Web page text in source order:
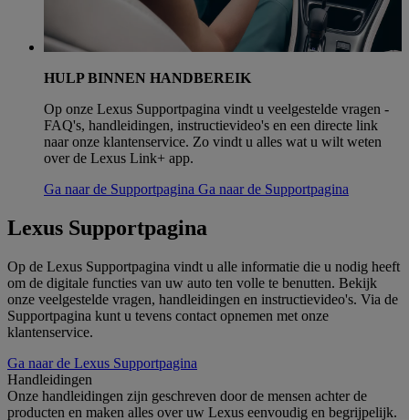
HULP BINNEN HANDBEREIK
Op onze Lexus Supportpagina vindt u veelgestelde vragen -
FAQ's, handleidingen, instructievideo's en een directe link
naar onze klantenservice. Zo vindt u alles wat u wilt weten
over de Lexus Link+ app.
Ga naar de Supportpagina Ga naar de Supportpagina
Lexus Supportpagina
Op de Lexus Supportpagina vindt u alle informatie die u nodig heeft
om de digitale functies van uw auto ten volle te benutten. Bekijk
onze veelgestelde vragen, handleidingen en instructievideo's. Via de
Supportpagina kunt u tevens contact opnemen met onze
klantenservice.
Ga naar de Lexus Supportpagina
Handleidingen
Onze handleidingen zijn geschreven door de mensen achter de
producten en maken alles over uw Lexus eenvoudig en begrijpelijk.